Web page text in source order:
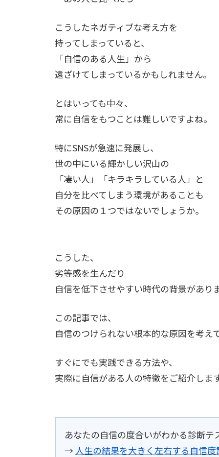
こうしたネガティブな考え方を
持ってしまっていると、
「自信のある人生」から
遠ざけてしまっているかもしれません。
とはいっても中々、
常に自信をもつことは難しいですよね。
特にSNSが急速に発展し、
世の中にいる輝かしい沢山の
「凄い人」「キラキラしている人」と
自分を比べてしまう環境があることも
その原因の１つではないでしょうか。
こうした、
劣等感を生んだり
自信を低下させやすい時代の背景があり
この記事では、
自信のつけられない根本的な原因を考え
すぐにでも実践できる方法や、
実際に自信がある人の特徴をご紹介しま
あなたの自信の度合いがわかる診断テ
→ 人生の結果を大きく左右する自信度